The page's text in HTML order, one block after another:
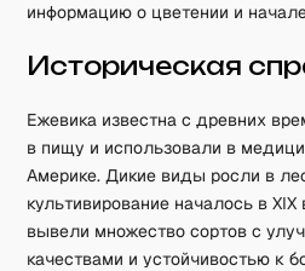
информацию о цветении и
Историческая
Ежевика известна с древних
в пищу и использовали в
Америке. Дикие виды росли в
культивирование началось в
вывели множество сортов с
качествами и устойчивостью к